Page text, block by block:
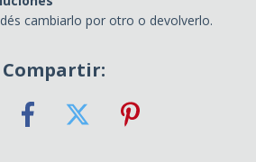
cambiarlo por otro o devolverlo.
Compartir: